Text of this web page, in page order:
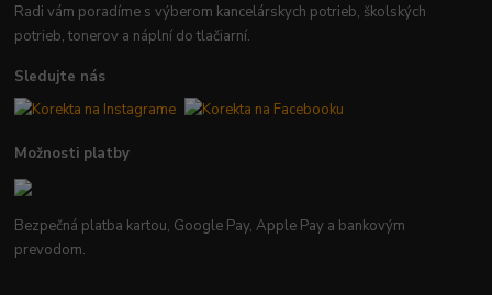
Radi vám poradíme s výberom kancelárskych potrieb, školských
potrieb, tonerov a náplní do tlačiarní.
Sledujte nás
Možnosti platby
Bezpečná platba kartou, Google Pay, Apple Pay a bankovým
prevodom.